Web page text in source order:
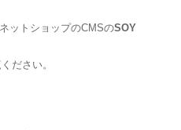
ットショップのCMSのSOY
ださい。